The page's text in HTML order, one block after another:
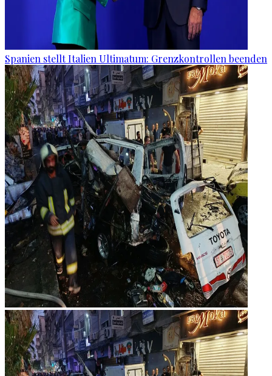
Spanien stellt Italien Ultimatum: Grenzkontrollen beenden